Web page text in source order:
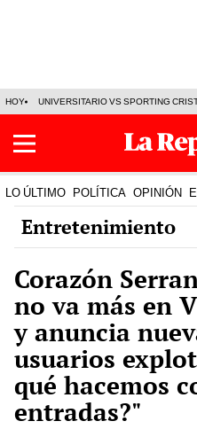
HOY UNIVERSITARIO VS SPORTING
LO ÚLTIMO POLÍTICA OPINIÓN
Entretenimiento
Corazón
no va más en
y anuncia
usuarios
qué hacemos
entradas?"